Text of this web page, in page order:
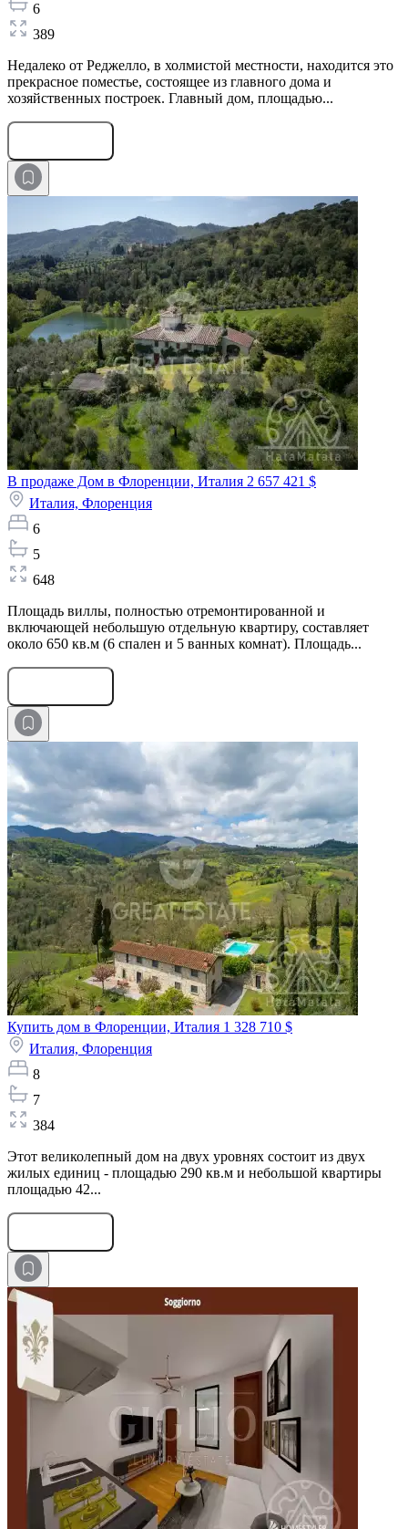
6
389
Недалеко от Реджелло, в холмистой местности, находится это
прекрасное поместье, состоящее из главного дома и
хозяйственных построек. Главный дом, площадью...
В продаже Дом в Флоренции, Италия 2 657 421 $
Италия, Флоренция
6
5
648
Площадь виллы, полностью отремонтированной и
включающей небольшую отдельную квартиру, составляет
около 650 кв.м (6 спален и 5 ванных комнат). Площадь...
Купить дом в Флоренции, Италия 1 328 710 $
Италия, Флоренция
8
7
384
Этот великолепный дом на двух уровнях состоит из двух
жилых единиц - площадью 290 кв.м и небольшой квартиры
площадью 42...